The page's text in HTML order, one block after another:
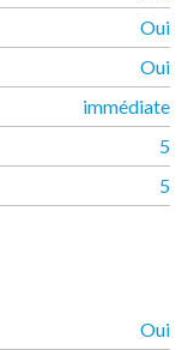
Oui
Oui
immédiate
5
5
Oui